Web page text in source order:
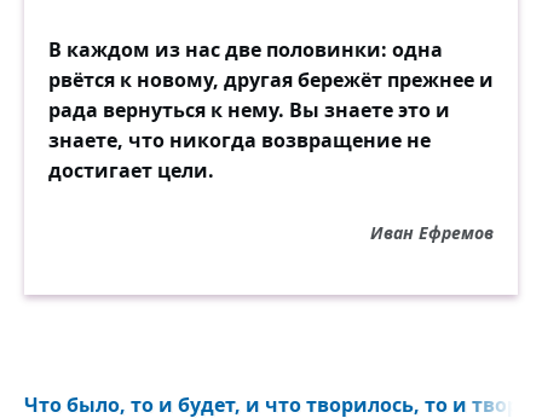
В каждом из нас две половинки: одна
рвётся к новому, другая бережёт прежнее и
рада вернуться к нему. Вы знаете это и
знаете, что никогда возвращение не
достигает цели.
Иван Ефремов
Что было, то и будет, и что творилось, то и